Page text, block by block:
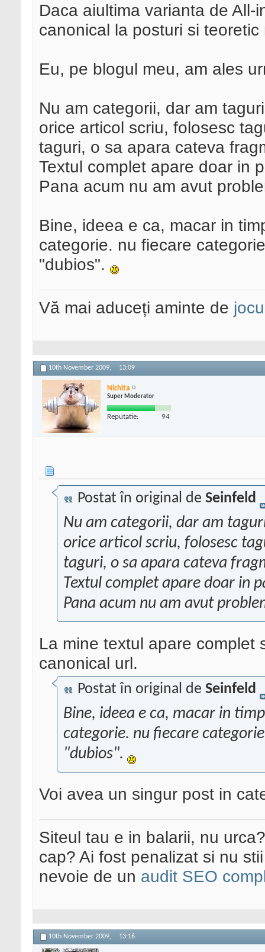
Daca aiultima varianta de All-
canonical la posturi si
Eu, pe blogul meu, am ales
Nu am categorii, dar am
orice articol scriu, folosesc
taguri, o sa apara cateva
Textul complet apare doar in
Pana acum nu am avut
Bine, ideea e ca, macar in
categorie. nu fiecare
"dubios".
Vă mai aduceți aminte de
10th November 2009, 13:09
Nichita
Super Moderator
Reputatie: 94
Postat în original de Seinfeld
Nu am categorii, dar am
orice articol scriu, folosesc
taguri, o sa apara cateva
Textul complet apare doar in
Pana acum nu am avut
La mine textul apare complet
canonical url.
Postat în original de Seinfeld
Bine, ideea e ca, macar in
categorie. nu fiecare
"dubios".
Voi avea un singur post in
Siteul tau e in balarii, nu
cap? Ai fost penalizat si nu
nevoie de un audit SEO
10th November 2009, 13:16